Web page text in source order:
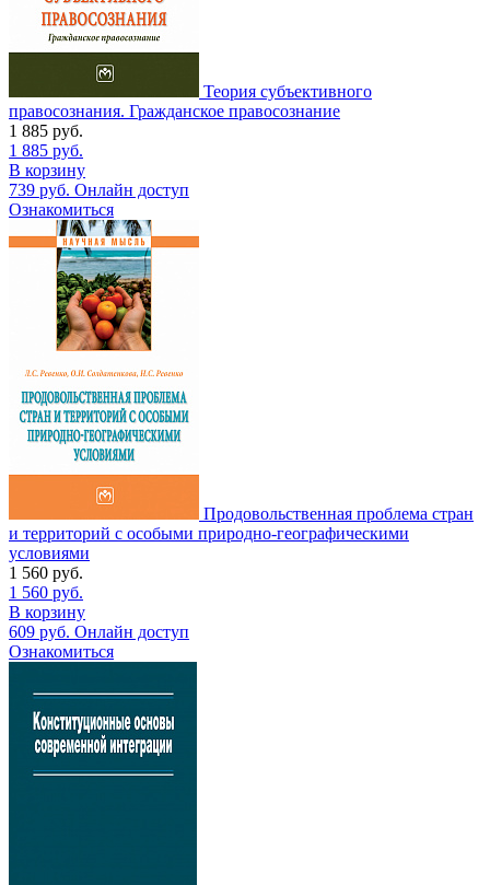
Теория субъективного
правосознания. Гражданское правосознание
1 885 руб.
1 885 руб.
В корзину
739 руб. Онлайн доступ
Ознакомиться
Продовольственная проблема стран
и территорий с особыми природно-географическими
условиями
1 560 руб.
1 560 руб.
В корзину
609 руб. Онлайн доступ
Ознакомиться